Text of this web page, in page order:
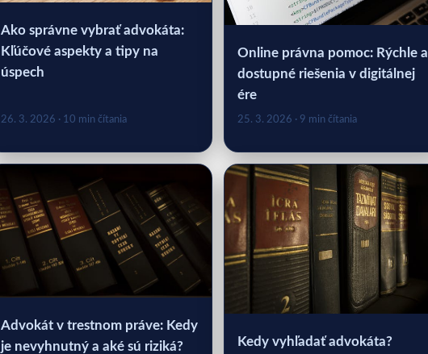
Ako správne vybrať advokáta:
Kľúčové aspekty a tipy na
úspech
26. 3. 2026 · 10 min čítania
Online právna pomoc: Rýchle a
dostupné riešenia v digitálnej
ére
25. 3. 2026 · 9 min čítania
Advokát v trestnom práve: Kedy
je nevyhnutný a aké sú riziká?
Kedy vyhľadať advokáta?